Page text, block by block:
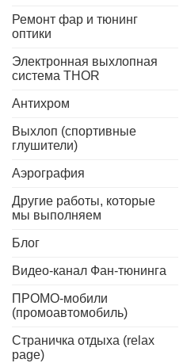
Ремонт фар и тюнинг
оптики
Электронная выхлопная
система THOR
Антихром
Выхлоп (спортивные
глушители)
Аэрография
Другие работы, которые
мы выполняем
Блог
Видео-канал Фан-тюнинга
ПРОМО-мобили
(промоавтомобиль)
Страничка отдыха (relax
page)